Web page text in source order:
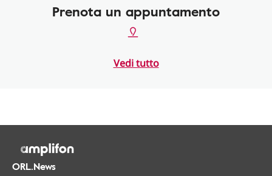
Prenota un appuntamento
Vedi tutto
ORL.News